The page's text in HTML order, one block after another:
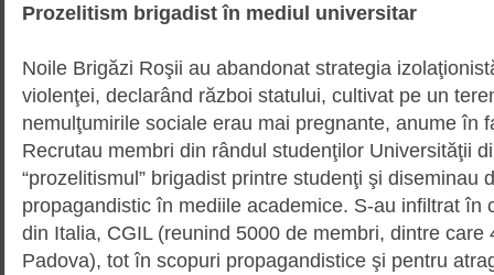
Prozelitism brigadist în mediul universitar
Noile Brigăzi Roşii au abandonat strategia
violenţei, declarând război statului, cultivat pe un
nemulţumirile sociale erau mai pregnante, anume în
Recrutau membri din rândul studenţilor Universităţii
“prozelitismul” brigadist printre studenţi şi diseminau
propagandistic în mediile academice. S-au infiltrat în
din Italia, CGIL (reunind 5000 de membri, dintre care
Padova), tot în scopuri propagandistice şi pentru